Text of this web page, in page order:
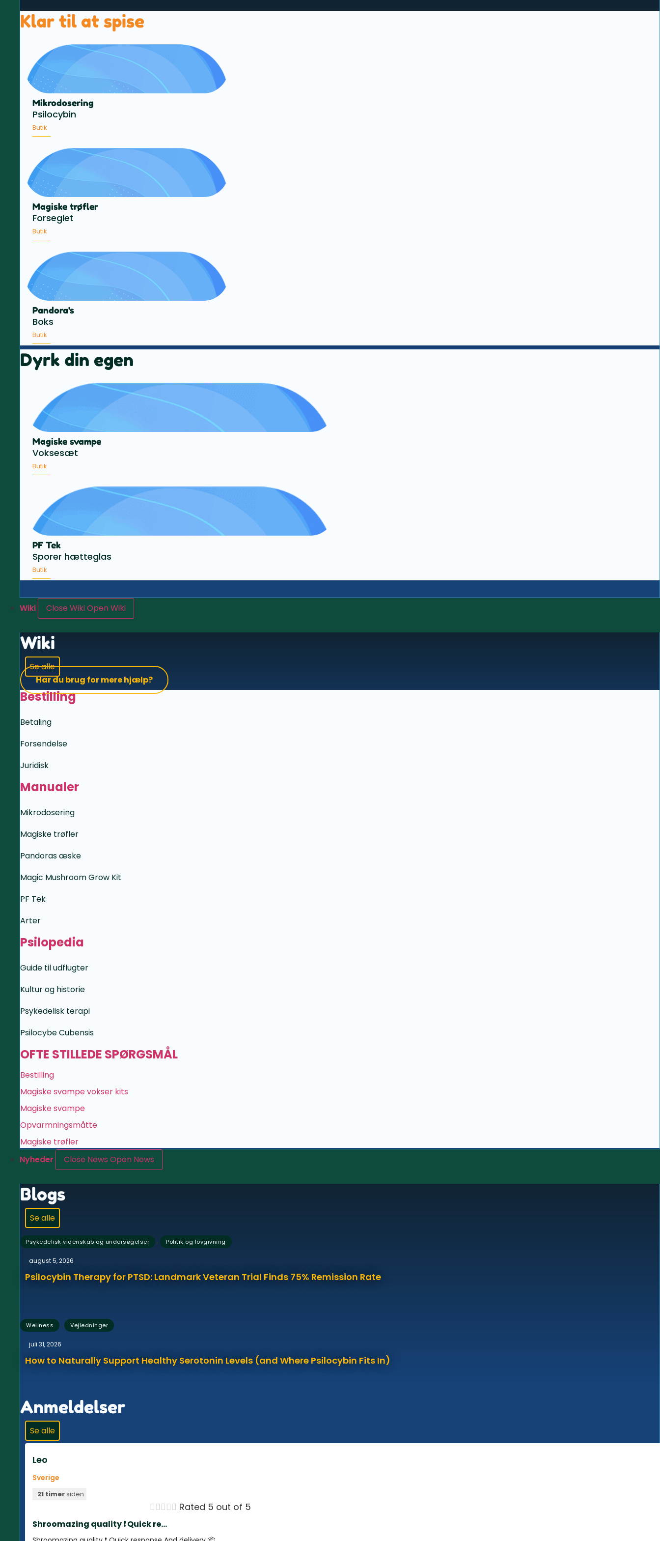
Klar til at spise
Mikrodosering
Psilocybin
Butik
Magiske trøfler
Forseglet
Butik
Pandora's
Boks
Butik
Dyrk din egen
Magiske svampe
Voksesæt
Butik
PF Tek
Sporer hætteglas
Butik
Wiki Close WikiOpen Wiki
Wiki
Se alle
Har du brug for mere hjælp?
Bestilling
Betaling
Forsendelse
Juridisk
Manualer
Mikrodosering
Magiske trøfler
Pandoras æske
Magic Mushroom Grow Kit
PF Tek
Arter
Psilopedia
Guide til udflugter
Kultur og historie
Psykedelisk terapi
Psilocybe Cubensis
OFTE STILLEDE SPØRGSMÅL
Bestilling
Magiske svampe vokser kits
Magiske svampe
Opvarmningsmåtte
Magiske trøfler
Nyheder
Close News Open News
Blogs
Se alle
Psykedelisk videnskab og undersøgelser , Politik og lovgivning
august 5, 2026
Psilocybin Therapy for PTSD: Landmark Veteran Trial Finds 75% Remission Rate
Wellness , Vejledninger
juli 31, 2026
How to Naturally Support Healthy Serotonin Levels (and Where Psilocybin Fits In)
Anmeldelser
Se alle
Leo
Sverige
21 timersiden
 Rated 5 out of 5
Shroomazing quality ❗️ Quick re...